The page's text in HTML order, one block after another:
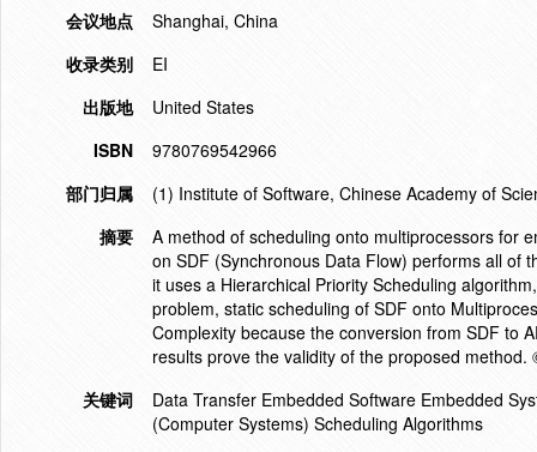
会议地点
Shanghai, China
收录类别
EI
出版地
United States
ISBN
9780769542966
部门归属
(1) Institute of Software, Chinese Academy of
摘要
A method of scheduling onto multiprocessors for
on SDF (Synchronous Data Flow) performs all of
it uses a Hierarchical Priority Scheduling
problem, static scheduling of SDF onto
Complexity because the conversion from SDF to
results prove the validity of the proposed method.
关键词
Data Transfer Embedded Software Embedded
(Computer Systems) Scheduling Algorithms